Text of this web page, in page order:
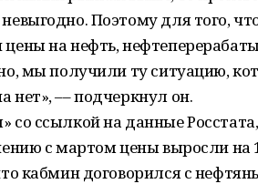
Поэтому для того,
цены на нефть,
мы получили ту ситуацию,
нет», –– подчеркнул он.
со ссылкой на данные
с мартом цены выросли на
кабмин договорился с